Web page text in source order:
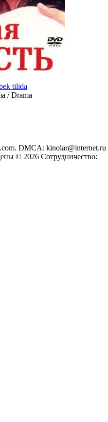
tilida
/ Drama
DMCA: kinolar@internet.ru
© 2026 Сотрудничество: